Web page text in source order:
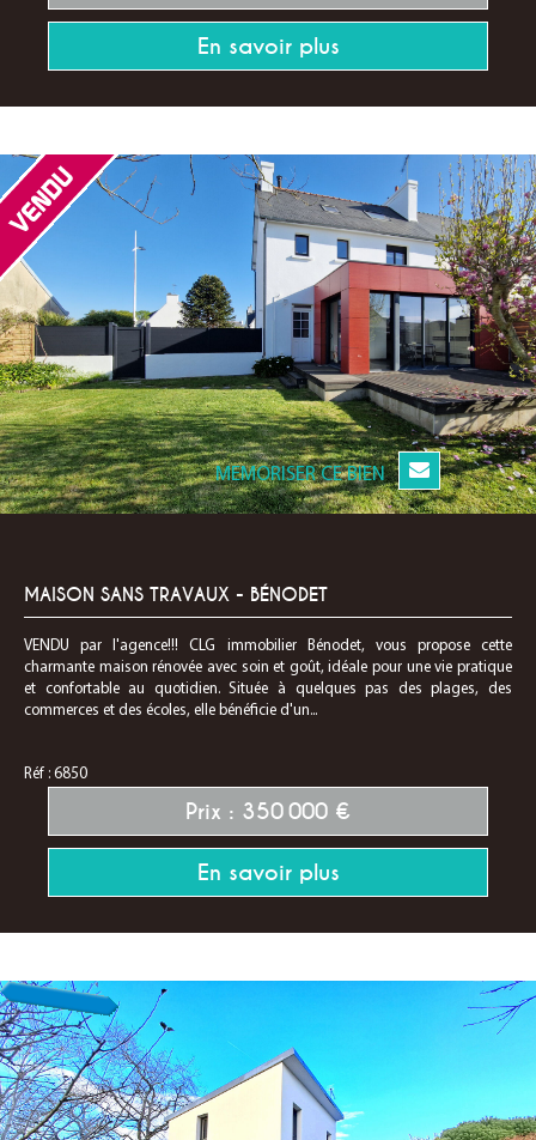
En savoir plus
MEMORISER CE BIEN
MAISON SANS TRAVAUX - BÉNODET
VENDU par l'agence!!! CLG immobilier Bénodet, vous propose cette
charmante maison rénovée avec soin et goût, idéale pour une vie pratique
et confortable au quotidien. Située à quelques pas des plages, des
commerces et des écoles, elle bénéficie d'un...
Réf : 6850
Prix : 350 000 €
En savoir plus